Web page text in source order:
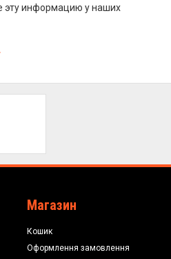
эту информацию у наших
Магазин
Кошик
Оформлення замовлення